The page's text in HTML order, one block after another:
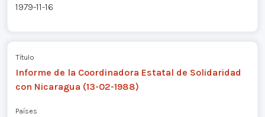
1979-11-16
Título
Informe de la Coordinadora Estatal de Solidaridad
con Nicaragua (13-02-1988)
Países